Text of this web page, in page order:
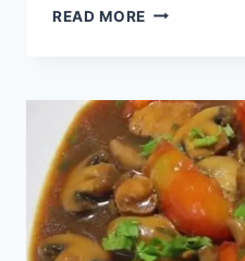
READ MORE TELUR